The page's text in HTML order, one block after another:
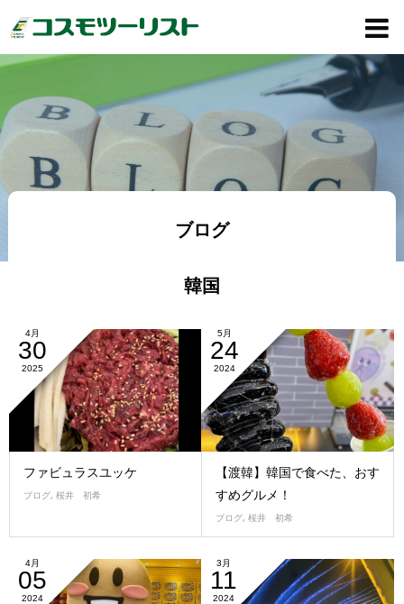
ブログ
韓国
4月
30
2025
ファビュラスユッケ
ブログ, 桜井 初希
5月
24
2024
【渡韓】韓国で食べた、おす
すめグルメ！
ブログ, 桜井 初希
4月
05
2024
3月
11
2024